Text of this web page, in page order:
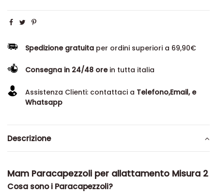
Spedizione gratuita per ordini superiori a 69,90€
Consegna in 24/48 orein tutta italia
Assistenza Clienti: contattaci a Telefono,Email, e
Whatsapp
Descrizione
Mam Paracapezzoli per allattamento Misura 2
Cosa sono i Paracapezzoli?